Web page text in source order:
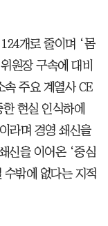
개로 줄이며 ‘몸
원장 구속에 대비
속 주요 계열사 CE
현실 인식하에
라며 경영 쇄신을
신을 이어온 ‘중심
수밖에 없다는 지적